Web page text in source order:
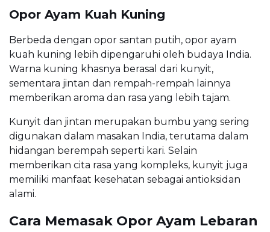
Opor Ayam Kuah Kuning
Berbeda dengan opor santan putih, opor ayam
kuah kuning lebih dipengaruhi oleh budaya India.
Warna kuning khasnya berasal dari kunyit,
sementara jintan dan rempah-rempah lainnya
memberikan aroma dan rasa yang lebih tajam.
Kunyit dan jintan merupakan bumbu yang sering
digunakan dalam masakan India, terutama dalam
hidangan berempah seperti kari. Selain
memberikan cita rasa yang kompleks, kunyit juga
memiliki manfaat kesehatan sebagai antioksidan
alami.
Cara Memasak Opor Ayam Lebaran